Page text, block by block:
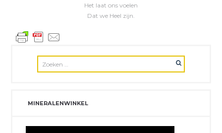
Het laat ons voelen
Dat we Heel zijn.
MINERALENWINKEL